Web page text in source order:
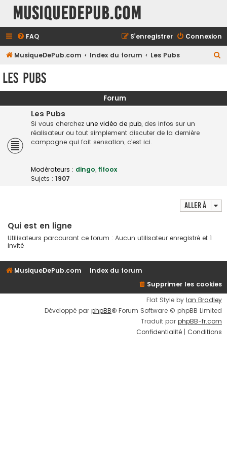
MusiqueDePub.com
FAQ Connexion
S’enregistrer
MusiqueDePub.com Index du forum Les Pubs
e
Les Pubs
Forum
Les Pubs
Si vous cherchez une vidéo de pub, des infos sur un
réalisateur ou tout simplement discuter de la dernière
campagne qui fait sensation, c'est ici.
Modérateurs : dingo, fifoox
Sujets : 1907
Aller à
Qui est en ligne
Utilisateurs parcourant ce forum : Aucun utilisateur enregistré et 1
invité
MusiqueDePub.com
Index du forum
Supprimer les cookies
Flat Style by Ian Bradley
Développé par phpBB® Forum Software © phpBB Limited
Traduit par phpBB-fr.com
Confidentialité | Conditions